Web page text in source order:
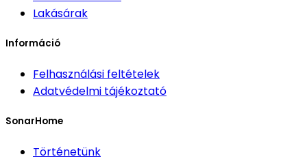
Lakásárak
Információ
Felhasználási feltételek
Adatvédelmi tájékoztató
SonarHome
Történetünk